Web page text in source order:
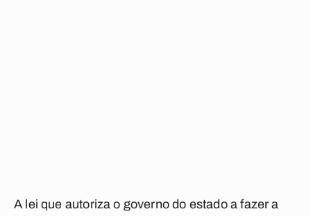
A lei que autoriza o governo do estado a fazer a